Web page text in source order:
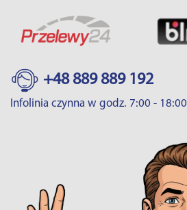
+48 889 889 192
Infolinia czynna w godz. 7:00 - 18:00